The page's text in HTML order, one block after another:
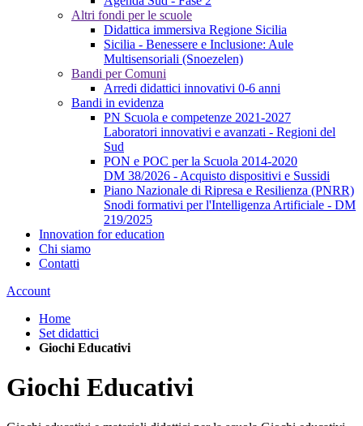
Altri fondi per le scuole
Didattica immersiva Regione Sicilia
Sicilia - Benessere e Inclusione: Aule
Multisensoriali (Snoezelen)
Bandi per Comuni
Arredi didattici innovativi 0-6 anni
Bandi in evidenza
PN Scuola e competenze 2021-2027
Laboratori innovativi e avanzati - Regioni del
Sud
PON e POC per la Scuola 2014-2020
DM 38/2026 - Acquisto dispositivi e Sussidi
Piano Nazionale di Ripresa e Resilienza (PNRR)
Snodi formativi per l'Intelligenza Artificiale - DM
219/2025
Innovation for education
Chi siamo
Contatti
Account
Home
Set didattici
Giochi Educativi
Giochi Educativi